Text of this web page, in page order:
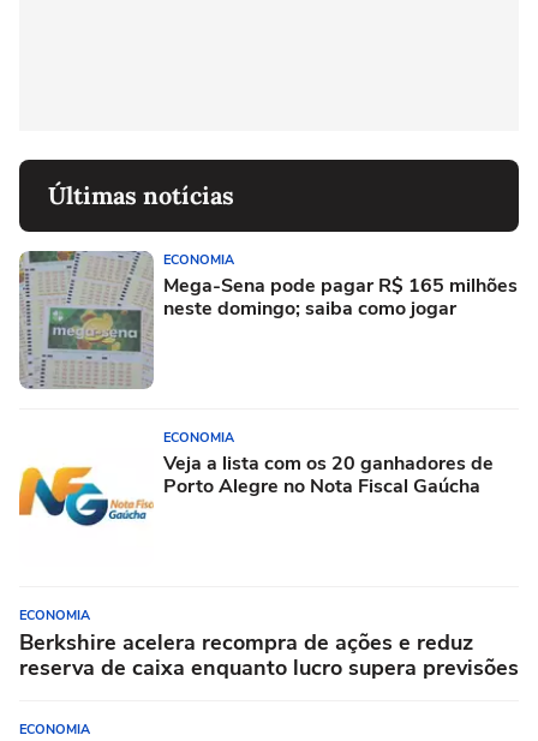
Últimas notícias
ECONOMIA
Mega-Sena pode pagar R$ 165 milhões
neste domingo; saiba como jogar
ECONOMIA
Veja a lista com os 20 ganhadores de
Porto Alegre no Nota Fiscal Gaúcha
ECONOMIA
Berkshire acelera recompra de ações e reduz
reserva de caixa enquanto lucro supera previsões
ECONOMIA